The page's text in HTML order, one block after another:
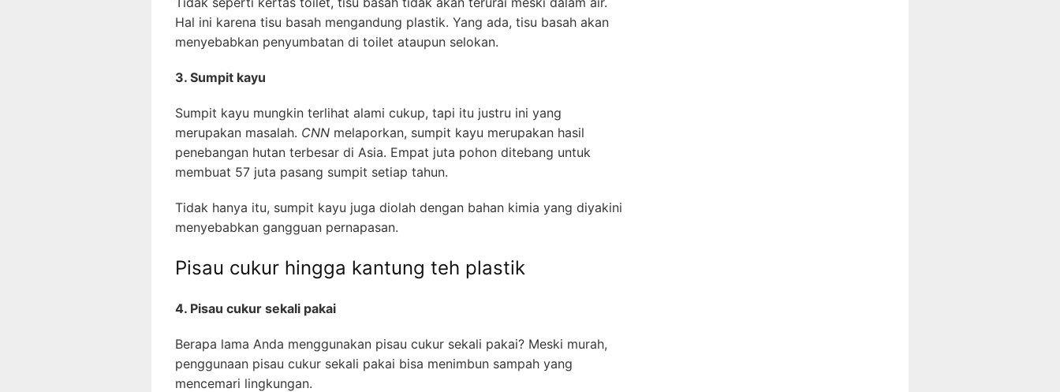
Hal ini karena tisu basah mengandung plastik. Yang ada, tisu basah akan
menyebabkan penyumbatan di toilet ataupun selokan.
3. Sumpit kayu
Sumpit kayu mungkin terlihat alami cukup, tapi itu justru ini yang
merupakan masalah. CNN melaporkan, sumpit kayu merupakan hasil
penebangan hutan terbesar di Asia. Empat juta pohon ditebang untuk
membuat 57 juta pasang sumpit setiap tahun.
Tidak hanya itu, sumpit kayu juga diolah dengan bahan kimia yang diyakini
menyebabkan gangguan pernapasan.
Pisau cukur hingga kantung teh plastik
4. Pisau cukur sekali pakai
Berapa lama Anda menggunakan pisau cukur sekali pakai? Meski murah,
penggunaan pisau cukur sekali pakai bisa menimbun sampah yang
mencemari lingkungan.